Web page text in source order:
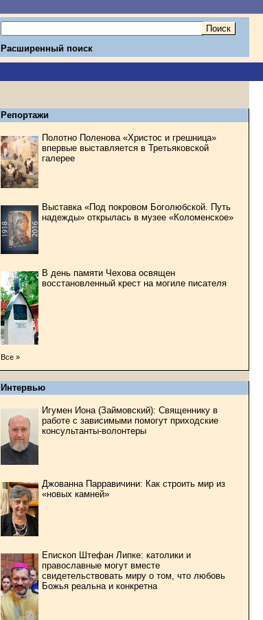
Расширенный поиск
Репортажи
Полотно Поленова «Христос и грешница»
впервые выставляется в Третьяковской
галерее
Выставка «Под покровом Боголюбской. Путь
надежды» открылась в музее «Коломенское»
В день памяти Чехова освящен
восстановленный крест на могиле писателя
Все »
Интервью
Игумен Иона (Займовский): Священнику в
работе с зависимыми помогут приходские
консультанты-волонтеры
Джованна Парравичини: Как строить мир из
«новых камней»
Епископ Штефан Липке: католики и
православные могут вместе
свидетельствовать миру о том, что любовь
Божья реальна и конкретна